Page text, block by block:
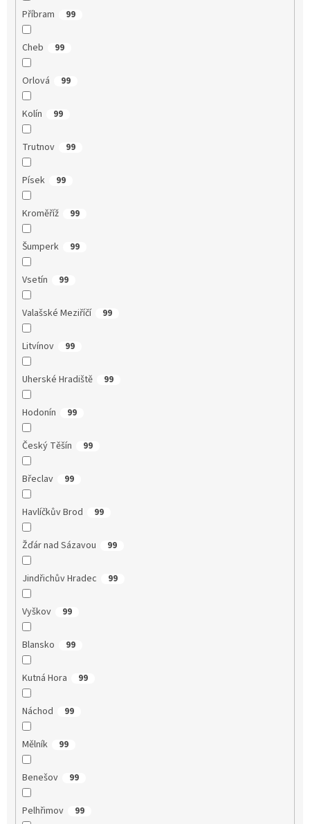
Příbram 99
Cheb 99
Orlová 99
Kolín 99
Trutnov 99
Písek 99
Kroměříž 99
Šumperk 99
Vsetín 99
Valašské Meziříčí 99
Litvínov 99
Uherské Hradiště 99
Hodonín 99
Český Těšín 99
Břeclav 99
Havlíčkův Brod 99
Žďár nad Sázavou 99
Jindřichův Hradec 99
Vyškov 99
Blansko 99
Kutná Hora 99
Náchod 99
Mělník 99
Benešov 99
Pelhřimov 99